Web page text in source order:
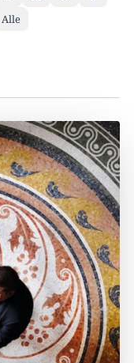
Alle